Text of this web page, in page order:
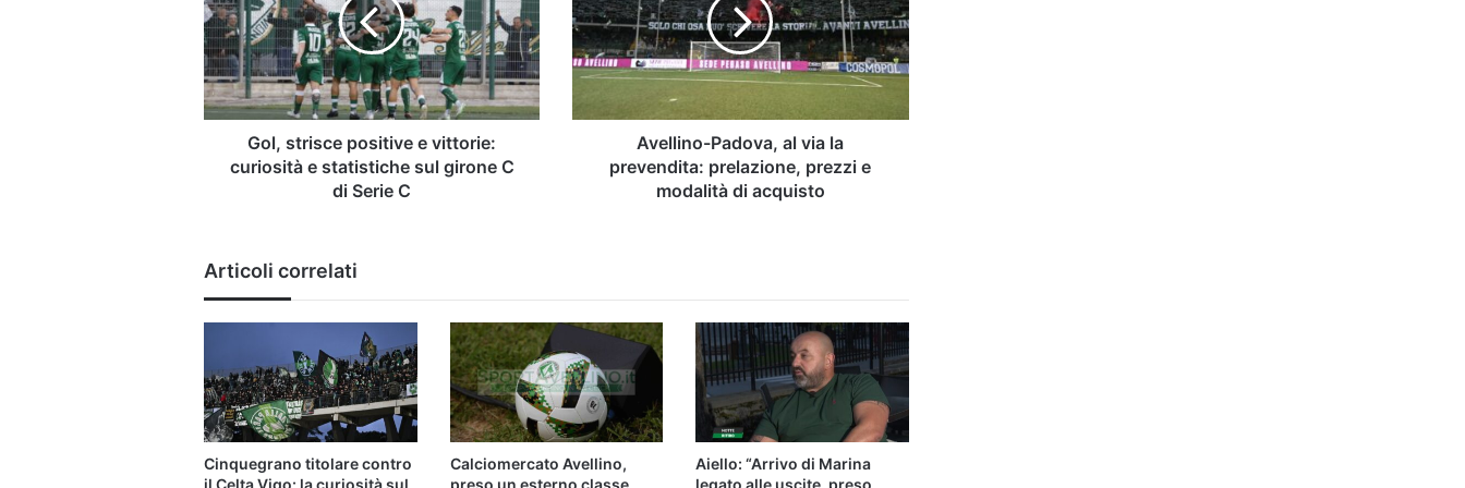
vittorie:
curiosità
e
statistiche
sul
Gol, strisce positive e vittorie:
curiosità e statistiche sul girone C
di Serie C
la
prevendita:
prelazione,
e
Avellino-Padova, al via la
prevendita: prelazione, prezzi e
modalità di acquisto
Articoli correlati
Cinquegrano titolare contro
Calciomercato Avellino,
Aiello: “Arrivo di Marina